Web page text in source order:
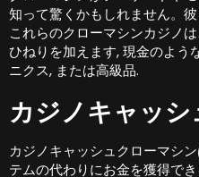
知って驚くかもしれません。
これらのクローマシンカジノ
ひねりを加えます, 現金のよう
ニクス, または高級品.
カジノキャッ
カジノキャッシュクローマシ
テムの代わりにお金を獲得で